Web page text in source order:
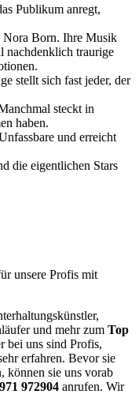
Publikum anregt,
Nora Born. Ihre Musik
nachdenklich traurige
stellt sich fast jeder, der
steckt in
haben.
und erreicht
die eigentlichen Stars
unsere Profis mit
und mehr zum Top
bei uns sind Profis,
erfahren. Bevor sie
können sie uns vorab
972904 anrufen. Wir